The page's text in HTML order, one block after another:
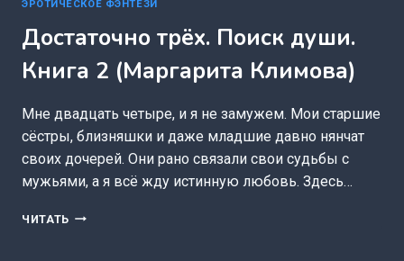
ЭРОТИЧЕСКОЕ ФЭНТЕЗИ
Достаточно трёх. Поиск души.
Книга 2 (Маргарита Климова)
Мне двадцать четыре, и я не замужем. Мои старшие
сёстры, близняшки и даже младшие давно нянчат
своих дочерей. Они рано связали свои судьбы с
мужьями, а я всё жду истинную любовь. Здесь…
ЧИТАТЬ ДОСТАТОЧНО